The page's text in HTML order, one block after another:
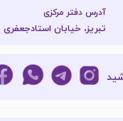
آدرس دفتر مرکزی
تبریز، خیابان استادجعفری